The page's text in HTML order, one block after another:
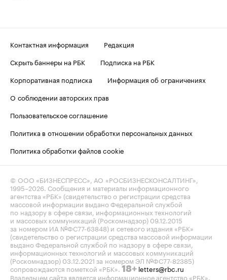
Контактная информация
Редакция
Скрыть баннеры на РБК
Подписка на РБК
Корпоративная подписка
Информация об ограничениях
О соблюдении авторских прав
Пользовательское соглашение
Политика в отношении обработки персональных данных
Политика обработки файлов cookie
© ООО «БИЗНЕСПРЕСС», АО «РОСБИЗНЕСКОНСАЛТИНГ»,
1995–2026 . Сообщения и материалы информационного
агентства «РБК» (свидетельство о регистрации средства
массовой информации выдано Федеральной службой
по надзору в сфере связи, информационных технологий
и массовых коммуникаций (Роскомнадзор) 09.12.2015
за номером ИА №ФС77-63848) и сетевого издания «РБК»
(свидетельство о регистрации средства массовой информации
выдано Федеральной службой по надзору в сфере связи,
информационных технологий и массовых коммуникаций
(Роскомнадзор) 03.12.2021 за номером ЭЛ №ФС77-82385)
сопровождаются пометкой «РБК». 18+ letters@rbc.ru
Владельцем сайта является информационное агентство «РБК».